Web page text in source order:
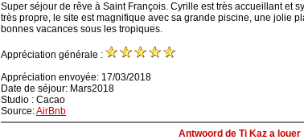
Super séjour de rêve à Saint François. Cyrille est très accueillant et
très propre, le site est magnifique avec sa grande piscine, une jolie
bonnes vacances sous les tropiques.
Appréciation générale :
Appréciation envoyée: 17/03/2018
Date de séjour: Mars2018
Studio : Cacao
Source:AirBnb
Antwoord de Ti Kaz a louer